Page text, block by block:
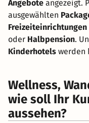
Angebote angezeigt.
ausgewählten
Freizeiteinrichtungen
oder Halbpension.
Kinderhotels werden
Wellness,
wie soll Ihr
aussehen?